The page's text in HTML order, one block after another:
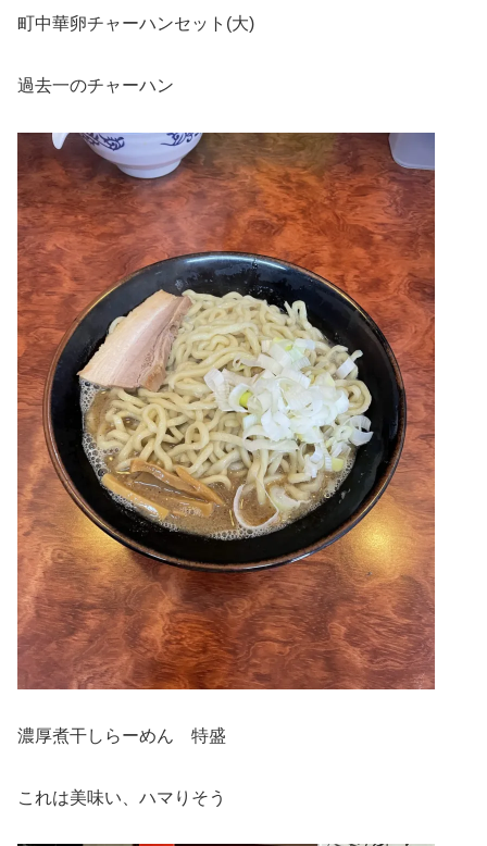
町中華卵チャーハンセット(大)
過去一のチャーハン
濃厚煮干しらーめん 特盛
これは美味い、ハマりそう